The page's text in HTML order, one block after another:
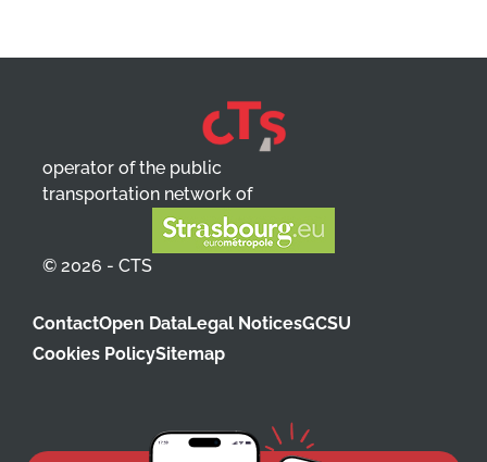
operator of the public
transportation network of
© 2026 - CTS
ContactOpen DataLegal NoticesGCSU
Cookies PolicySitemap